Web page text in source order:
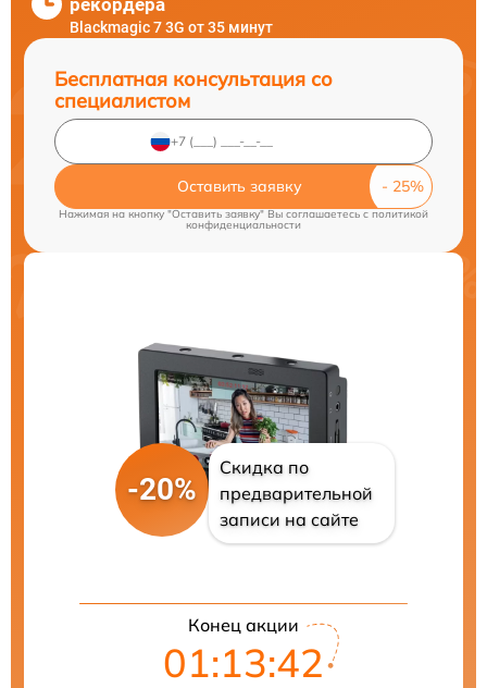
Blackmagic 7 3G от 35 минут
Бесплатная консультация со
специалистом
Оставить заявку
Нажимая на кнопку "Оставить заявку" Вы соглашаетесь cполитикой
конфиденциальности
-20%
Скидка по
предварительной
записи на сайте
Конец акции
01:13:42